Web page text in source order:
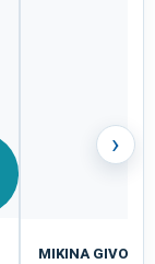
MIKINA GIVOVA
›